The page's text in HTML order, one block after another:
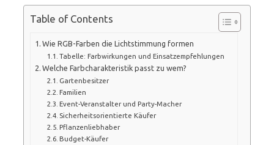
Table of Contents
Wie RGB-Farben die Lichtstimmung formen
Tabelle: Farbwirkungen und Einsatzempfehlungen
Welche Farbcharakteristik passt zu wem?
Gartenbesitzer
Familien
Event-Veranstalter und Party-Macher
Sicherheitsorientierte Käufer
Pflanzenliebhaber
Budget-Käufer